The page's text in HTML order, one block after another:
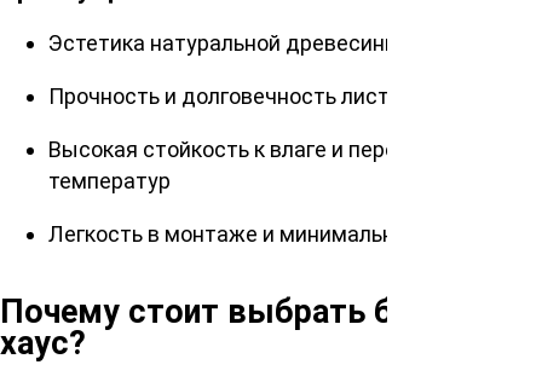
Эстетика натуральной древесины
Прочность и долговечность лиственницы
Высокая стойкость к влаге и перепадам
температур
Легкость в монтаже и минимальный уход
Почему стоит выбрать блок-
хаус?